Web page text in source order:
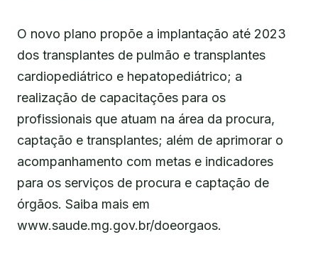
O novo plano propõe a implantação até 2023
dos transplantes de pulmão e transplantes
cardiopediátrico e hepatopediátrico; a
realização de capacitações para os
profissionais que atuam na área da procura,
captação e transplantes; além de aprimorar o
acompanhamento com metas e indicadores
para os serviços de procura e captação de
órgãos. Saiba mais em
www.saude.mg.gov.br/doeorgaos.